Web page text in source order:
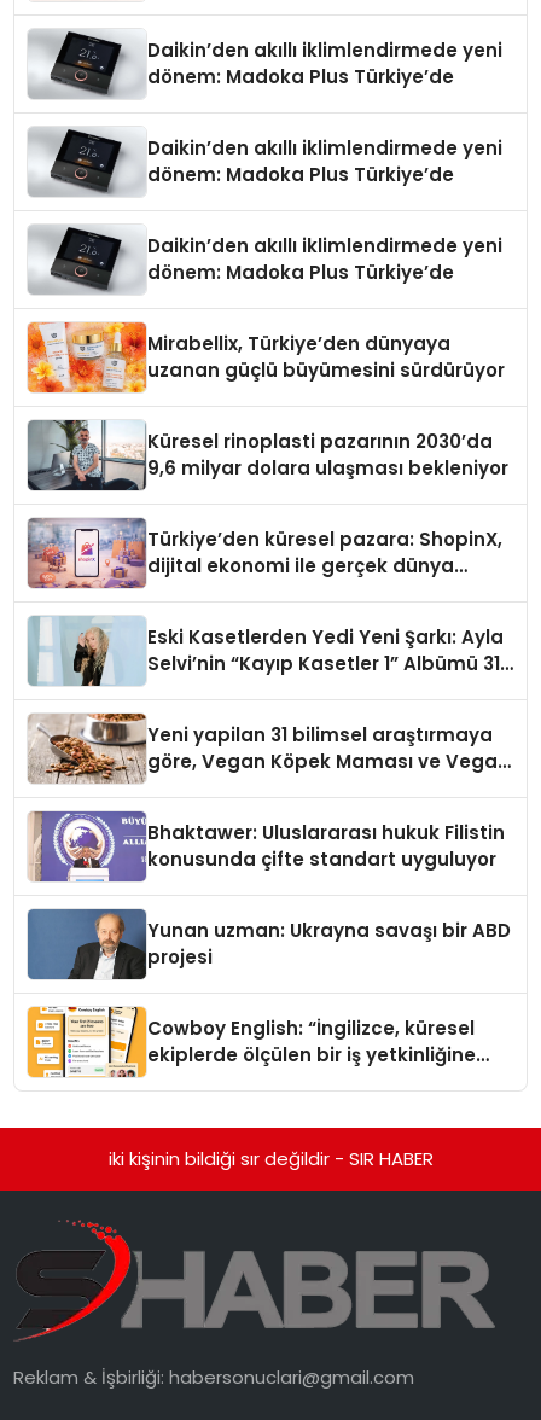
Daikin’den akıllı iklimlendirmede yeni
dönem: Madoka Plus Türkiye’de
Daikin’den akıllı iklimlendirmede yeni
dönem: Madoka Plus Türkiye’de
Daikin’den akıllı iklimlendirmede yeni
dönem: Madoka Plus Türkiye’de
Mirabellix, Türkiye’den dünyaya
uzanan güçlü büyümesini sürdürüyor
Küresel rinoplasti pazarının 2030’da
9,6 milyar dolara ulaşması bekleniyor
Türkiye’den küresel pazara: ShopinX,
dijital ekonomi ile gerçek dünya
Eski Kasetlerden Yedi Yeni Şarkı: Ayla
Selvi’nin “Kayıp Kasetler 1” Albümü 31
Yeni yapilan 31 bilimsel araştırmaya
göre, Vegan Köpek Maması ve Vegan
Bhaktawer: Uluslararası hukuk Filistin
konusunda çifte standart uyguluyor
Yunan uzman: Ukrayna savaşı bir ABD
projesi
Cowboy English: “İngilizce, küresel
ekiplerde ölçülen bir iş yetkinliğine
iki kişinin bildiği sır değildir - SIR HABER
Reklam & İşbirliği:habersonuclari@gmail.com